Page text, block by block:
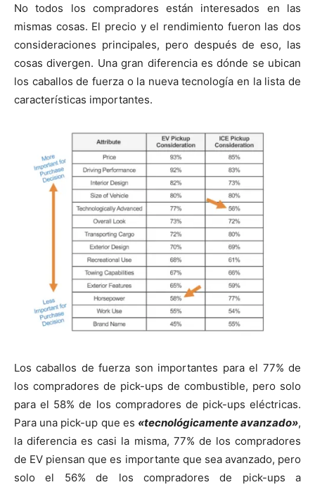
No todos los compradores están interesados en las
mismas cosas. El precio y el rendimiento fueron las dos
consideraciones principales, pero después de eso, las
cosas divergen. Una gran diferencia es dónde se ubican
los caballos de fuerza o la nueva tecnología en la lista de
características importantes.
Los caballos de fuerza son importantes para el 77% de
los compradores de pick-ups de combustible, pero solo
para el 58% de los compradores de pick-ups eléctricas.
Para una pick-up que es «tecnológicamente avanzado»,
la diferencia es casi la misma, 77% de los compradores
de EV piensan que es importante que sea avanzado, pero
solo el 56% de los compradores de pick-ups a